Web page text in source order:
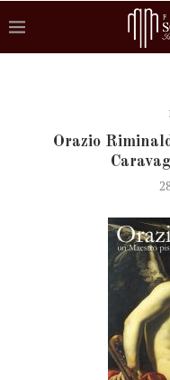
Orazio